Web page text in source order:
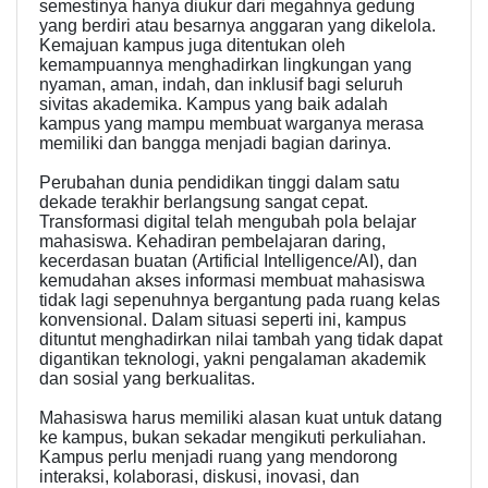
semestinya hanya diukur dari megahnya gedung
yang berdiri atau besarnya anggaran yang dikelola.
Kemajuan kampus juga ditentukan oleh
kemampuannya menghadirkan lingkungan yang
nyaman, aman, indah, dan inklusif bagi seluruh
sivitas akademika. Kampus yang baik adalah
kampus yang mampu membuat warganya merasa
memiliki dan bangga menjadi bagian darinya.
Perubahan dunia pendidikan tinggi dalam satu
dekade terakhir berlangsung sangat cepat.
Transformasi digital telah mengubah pola belajar
mahasiswa. Kehadiran pembelajaran daring,
kecerdasan buatan (Artificial Intelligence/AI), dan
kemudahan akses informasi membuat mahasiswa
tidak lagi sepenuhnya bergantung pada ruang kelas
konvensional. Dalam situasi seperti ini, kampus
dituntut menghadirkan nilai tambah yang tidak dapat
digantikan teknologi, yakni pengalaman akademik
dan sosial yang berkualitas.
Mahasiswa harus memiliki alasan kuat untuk datang
ke kampus, bukan sekadar mengikuti perkuliahan.
Kampus perlu menjadi ruang yang mendorong
interaksi, kolaborasi, diskusi, inovasi, dan